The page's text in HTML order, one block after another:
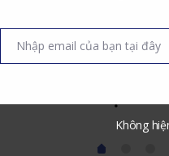
và lưu trữ nhưng việc
giúp mình tiết kiệm so với
Email
Nhập email của bạn tại đây
Không